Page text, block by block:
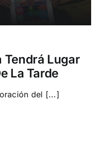
Tendrá Lugar
La Tarde
del [...]